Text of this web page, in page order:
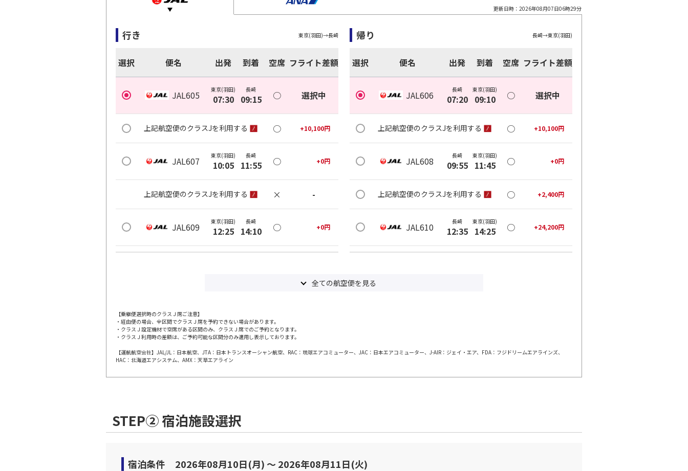
更新日時： 2026年08月07日06時29分
行き 東京(羽田)→長崎
選択 便名 出発 到着 空席 フライト差額
JAL605 東京(羽田)
07:30
長崎
09:15 ○ 選択中
上記航空便のクラスJを利用する ○ +10,100円
JAL607 東京(羽田)
10:05
長崎
11:55 ○ +0円
上記航空便のクラスJを利用する × -
JAL609 東京(羽田)
12:25
長崎
14:10 ○ +0円
上記航空便のクラスJを利用する ○
JAL613 東京(羽田)
17:45
長崎 ○
JAL615 東京(羽田)
19:30 21:20
上記航空便のクラスJを利用する ○
帰り 長崎→東京(羽田)
選択 便名 出発 到着 空席 フライト差額
JAL606 長崎
07:20
東京(羽田)
09:10 ○ 選択中
上記航空便のクラスJを利用する ○ +10,100円
JAL608 長崎
09:55
東京(羽田)
11:45 ○ +0円
上記航空便のクラスJを利用する ○ +2,400円
JAL610 長崎
12:35
東京(羽田)
14:25 ○ +24,200円
JAL614 長崎 東京(羽田)
20:20 22:10
全ての航空便を見る
【乗継便選択時のクラスＪ席ご注意】
・経由便の場合、全区間でクラスＪ席を予約できない場合があります。
・クラスＪ設定機材で空席がある区間のみ、クラスＪ席でのご予約となります。
・クラスＪ利用時の差額は、ご予約可能な区間分のみ適用し表示しております。
【運航航空会社】JAL/JL：日本航空、JTA：日本トランスオーシャン航空、RAC：琉球エアコミューター、JAC：日本エアコミューター、J-AIR：ジェイ・エア、FDA：フジドリームエアラインズ、
HAC：北海道エアシステム、AMX：天草エアライン
STEP② 宿泊施設選択
宿泊条件 2026年08月10日(月) 〜 2026年08月11日(火)